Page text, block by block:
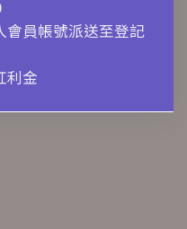
會員帳號派送至登記
利金